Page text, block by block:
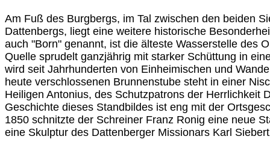
Am Fuß des Burgbergs, im Tal zwischen den beiden
Dattenbergs, liegt eine weitere historische
auch "Born" genannt, ist die älteste Wasserstelle des
Quelle sprudelt ganzjährig mit starker Schüttung in
wird seit Jahrhunderten von Einheimischen und
heute verschlossenen Brunnenstube steht in einer
Heiligen Antonius, des Schutzpatrons der Herrlichkeit
Geschichte dieses Standbildes ist eng mit der
1850 schnitzte der Schreiner Franz Ronig eine neue
eine Skulptur des Dattenberger Missionars Karl